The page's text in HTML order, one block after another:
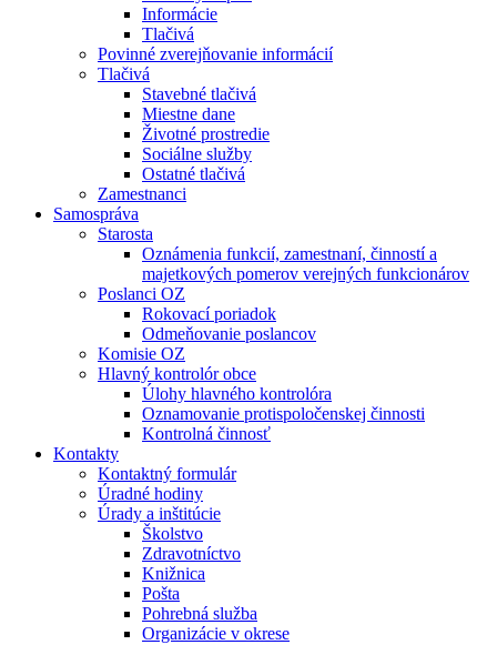
Informácie
Tlačivá
Povinné zverejňovanie informácií
Tlačivá
Stavebné tlačivá
Miestne dane
Životné prostredie
Sociálne služby
Ostatné tlačivá
Zamestnanci
Samospráva
Starosta
Oznámenia funkcií, zamestnaní, činností a
majetkových pomerov verejných funkcionárov
Poslanci OZ
Rokovací poriadok
Odmeňovanie poslancov
Komisie OZ
Hlavný kontrolór obce
Úlohy hlavného kontrolóra
Oznamovanie protispoločenskej činnosti
Kontrolná činnosť
Kontakty
Kontaktný formulár
Úradné hodiny
Úrady a inštitúcie
Školstvo
Zdravotníctvo
Knižnica
Pošta
Pohrebná služba
Organizácie v okrese